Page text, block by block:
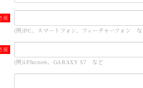
(例)PC、スマートフォン、フィーチャーフォン
(例)iPhone6、GARAXY S7 など